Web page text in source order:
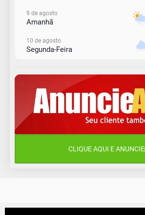
9 de agosto
Amanhã
10 de agosto
Segunda-Feira
Terça-Feira
12 de agosto
Quarta-Feira
CLIQUE AQUI E ANUNCIE